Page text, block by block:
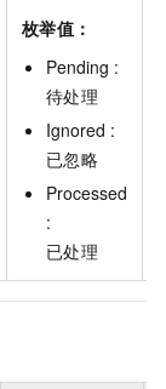
枚举值：
Pending :
待处理
Ignored :
已忽略
Processed
:
已处理